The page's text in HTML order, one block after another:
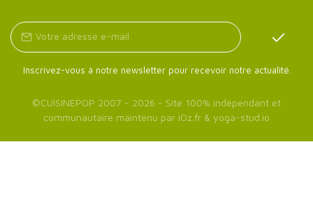
Inscrivez-vous à notre newsletter pour recevoir notre actualité.
©CUISINEPOP 2007 - 2026 - Site 100% indépendant et
communautaire maintenu par iOz.fr & yoga-stud.io